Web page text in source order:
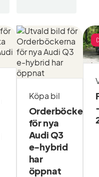
Köpa bil
Orderböckerna
för nya
Audi Q3
e-hybrid
har
öppnat